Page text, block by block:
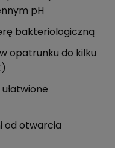
pH
bakteriologiczną
opatrunku do kilku
od otwarcia